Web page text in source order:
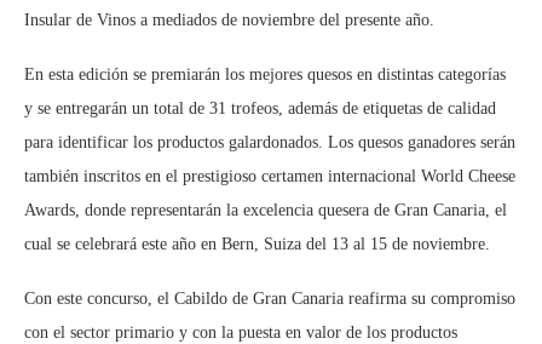
Insular de Vinos a mediados de noviembre del presente año.
En esta edición se premiarán los mejores quesos en distintas categorías
y se entregarán un total de 31 trofeos, además de etiquetas de calidad
para identificar los productos galardonados. Los quesos ganadores serán
también inscritos en el prestigioso certamen internacional World Cheese
Awards, donde representarán la excelencia quesera de Gran Canaria, el
cual se celebrará este año en Bern, Suiza del 13 al 15 de noviembre.
Con este concurso, el Cabildo de Gran Canaria reafirma su compromiso
con el sector primario y con la puesta en valor de los productos